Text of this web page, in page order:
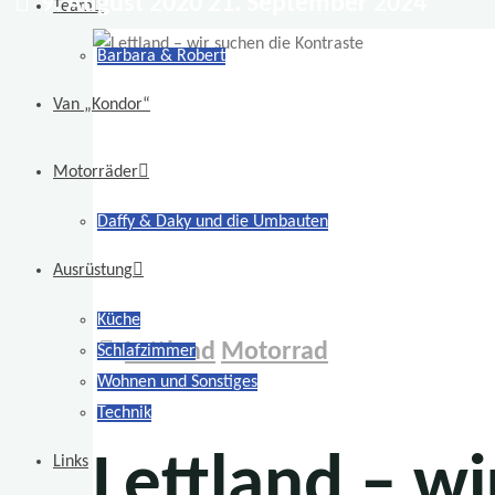
Team
Barbara & Robert
Van „Kondor“
Motorräder
Daffy & Daky und die Umbauten
Ausrüstung
Küche
Schlafzimmer
Wohnen und Sonstiges
Technik
Links
Lettland Motorrad